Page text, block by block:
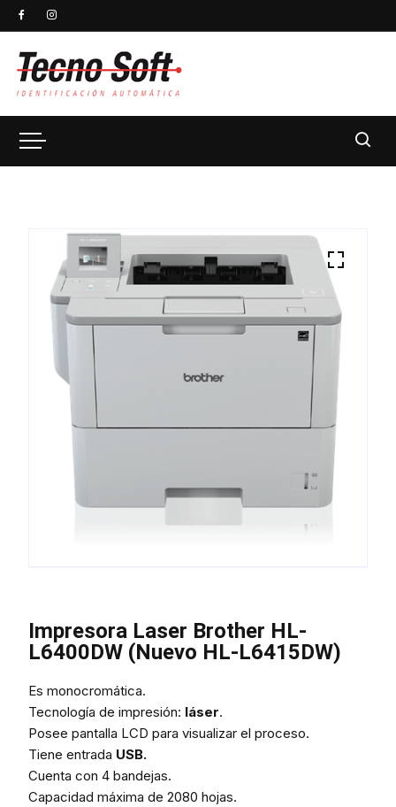
Impresora Laser Brother HL-
L6400DW (Nuevo HL-L6415DW)
Es monocromática.
Tecnología de impresión: láser.
Posee pantalla LCD para visualizar el proceso.
Tiene entrada USB.
Cuenta con 4 bandejas.
Capacidad máxima de 2080 hojas.